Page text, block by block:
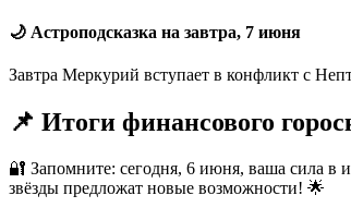
🌙 Астроподсказка на завтра, 7 июня
Завтра Меркурий вступает в конфликт с
📌 Итоги финансового
🔐 Запомните: сегодня, 6 июня, ваша сила в
звёзды предложат новые возможности! 🌟